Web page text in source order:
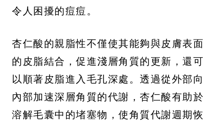
令人困擾的痘痘。
杏仁酸的親脂性不僅使其能夠與皮膚表面
的皮脂結合，促進淺層角質的更新，還可
以順著皮脂進入毛孔深處。透過從外部向
內部加速深層角質的代謝，杏仁酸有助於
溶解毛囊中的堵塞物，使角質代謝週期恢